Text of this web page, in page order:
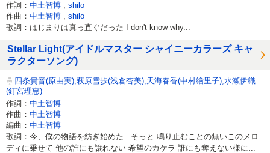
作詞： 中土智博
shilo
作曲： 中土智博 shilo
歌詞：はじまりは真っ直ぐだった I don't know why...
Stellar Light(アイドルマスター シャイニーカラーズ キャ
ラクターソング)
四条貴音(原由実),萩原雪歩(浅倉杏美),天海春香(中村繪里子),水瀬伊織
(釘宮理恵)
作詞： 中土智博
作曲： 中土智博
編曲： 中土智博
歌詞：今、僕の物語を紡ぎ始めた...そっと 鳴り止むことの無いこのメロ
ディに乗せて 他の誰にも譲れない 希望のカケラ 誰にも奪えない様に...